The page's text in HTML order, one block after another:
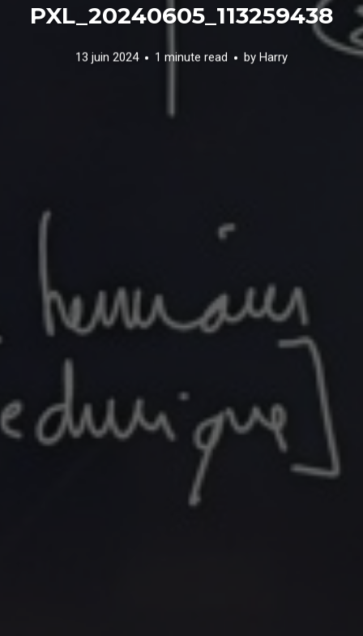
PXL_20240605_113259438
13 juin 2024 1 minute read by Harry